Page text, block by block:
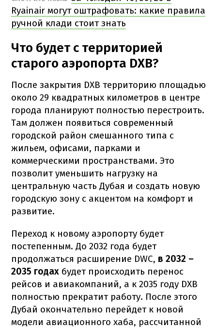
Ryainair могут оштрафовать: какие правила
ручной клади стоит знать
Что будет с территорией
старого аэропорта DXB?
После закрытия DXB территорию площадью
около 29 квадратных километров в центре
города планируют полностью перестроить.
Там должен появиться современный
городской район смешанного типа с
жильем, офисами, парками и
коммерческими пространствами. Это
позволит уменьшить нагрузку на
центральную часть Дубая и создать новую
городскую зону с акцентом на комфорт и
развитие.
Переход к новому аэропорту будет
постепенным. До 2032 года будет
продолжаться расширение DWC, в 2032 –
2035 годах будет происходить перенос
рейсов и авиакомпаний, а к 2035 году DXB
полностью прекратит работу. После этого
Дубай окончательно перейдет к новой
модели авиационного хаба, рассчитанной